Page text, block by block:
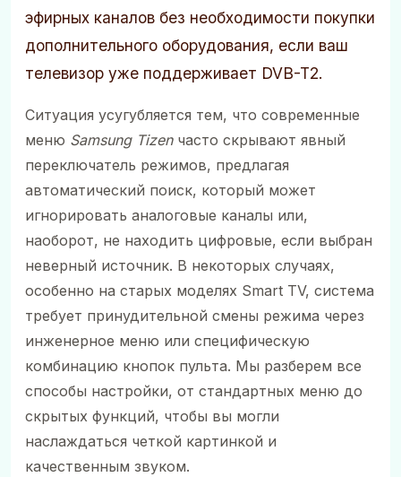
эфирных каналов без необходимости покупки
дополнительного оборудования, если ваш
телевизор уже поддерживает DVB-T2.
Ситуация усугубляется тем, что современные
меню Samsung Tizenчасто скрывают явный
переключатель режимов, предлагая
автоматический поиск, который может
игнорировать аналоговые каналы или,
наоборот, не находить цифровые, если выбран
неверный источник. В некоторых случаях,
особенно на старых моделях Smart TV, система
требует принудительной смены режима через
инженерное меню или специфическую
комбинацию кнопок пульта. Мы разберем все
способы настройки, от стандартных меню до
скрытых функций, чтобы вы могли
наслаждаться четкой картинкой и
качественным звуком.